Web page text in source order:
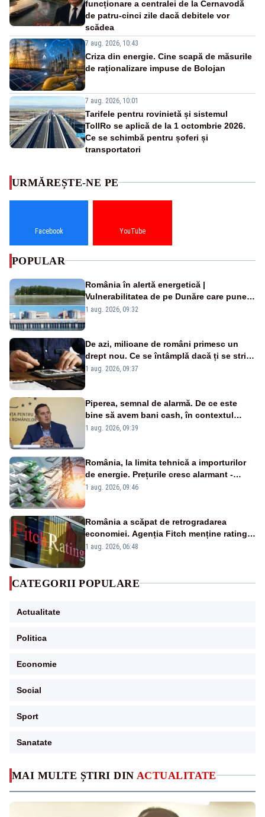
funcționare a centralei de la Cernavodă
de patru-cinci zile dacă debitele vor
scădea
7 aug. 2026, 10:43
Criza din energie. Cine scapă de măsurile
de raționalizare impuse de Bolojan
7 aug. 2026, 10:01
Tarifele pentru rovinietă și sistemul
TollRo se aplică de la 1 octombrie 2026.
Ce se schimbă pentru șoferi și
transportatori
MAI MULTE ȘTIRI DIN ACTUALITATE
URMĂREȘTE-NE PE
Facebook YouTube
POPULAR
România în alertă energetică |
Vulnerabilitatea de pe Dunăre care pune
în pericol Centrala Cernavodă era
1 aug. 2026, 09:32
De azi, milioane de români primesc un
drept nou. Ce se întâmplă dacă ți se strică
un produs
1 aug. 2026, 09:37
Piperea, semnal de alarmă. De ce este
bine să avem bani cash, în contextul
alertei energetice?
1 aug. 2026, 09:39
România, la limita tehnică a importurilor
de energie. Prețurile cresc alarmant -
Analiză Realitatea Plus
1 aug. 2026, 09:46
România a scăpat de retrogradarea
economiei. Agenția Fitch menține ratingul
„BBB-” cu perspectivă negativă
1 aug. 2026, 06:48
CATEGORII POPULARE
Actualitate
Politica
Economie
Social
Sport
Sanatate